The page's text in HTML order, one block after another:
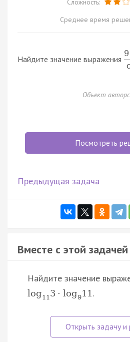
Сложность:
Среднее время
Найдите значение выражения
9
Объект
Посмотреть
Предыдущая задача
Вместе с этой
Найдите значение
log113 ⋅ log911 .